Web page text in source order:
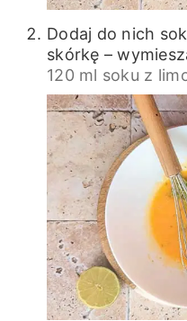
Dodaj do nich
skórkę –
120 ml soku z